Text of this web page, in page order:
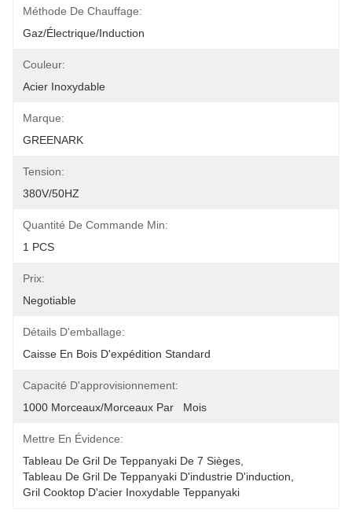
Méthode De Chauffage:
Gaz/Électrique/Induction
Couleur:
Acier Inoxydable
Marque:
GREENARK
Tension:
380V/50HZ
Quantité De Commande Min:
1 PCS
Prix:
Negotiable
Détails D'emballage:
Caisse En Bois D'expédition Standard
Capacité D'approvisionnement:
1000 Morceaux/morceaux Par   Mois
Mettre En Évidence:
Tableau De Gril De Teppanyaki De 7 Sièges
Tableau De Gril De Teppanyaki D'industrie D'induction
Gril Cooktop D'acier Inoxydable Teppanyaki